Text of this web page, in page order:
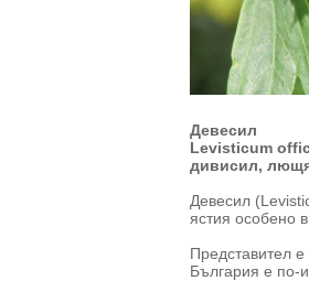
Девесил
Levisticum
дивисил,
Девесил
ястия особено
Представител
България е по-